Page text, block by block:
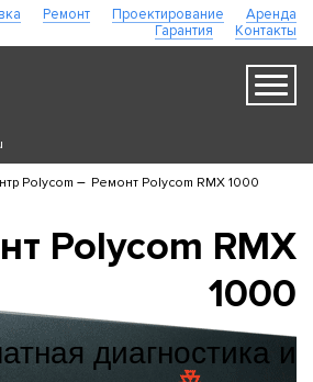
Ремонт Проектирование
Аренда
Гарантия
Контакты
Polycom – Ремонт Polycom RMX 1000
Polycom RMX
1000
диагностика и